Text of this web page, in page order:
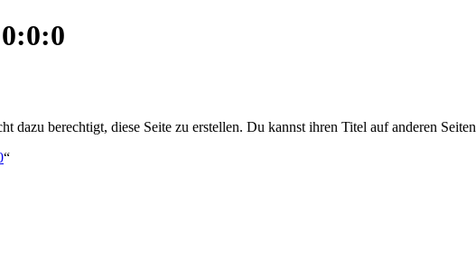
dazu berechtigt, diese Seite zu erstellen. Du kannst ihren Titel auf anderen Seiten
“